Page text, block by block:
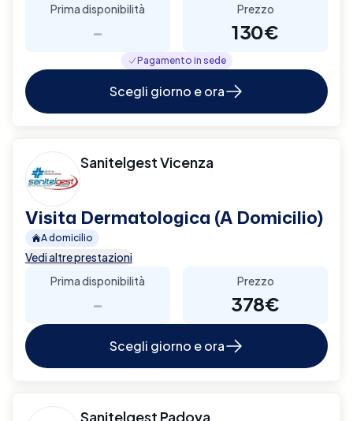
Prima disponibilità
-
Prezzo
130€
Pagamento in sede
Scegli giorno e ora
Sanitelgest Vicenza
Visita Dermatologica (A Domicilio)
A domicilio
Vedi altre prestazioni
Prima disponibilità
-
Prezzo
378€
Scegli giorno e ora
Sanitelgest Padova